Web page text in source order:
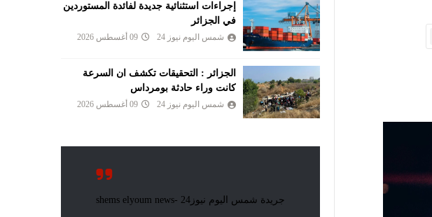
إجراءات استثنائية جديدة لفائدة المستوردين
في الجزائر
شمس اليوم نيوز 24 09 أغسطس 2026
الجزائر : التحقيقات تكشف ان السرعة
كانت وراء حادثة بومرداس
شمس اليوم نيوز 24 09 أغسطس 2026